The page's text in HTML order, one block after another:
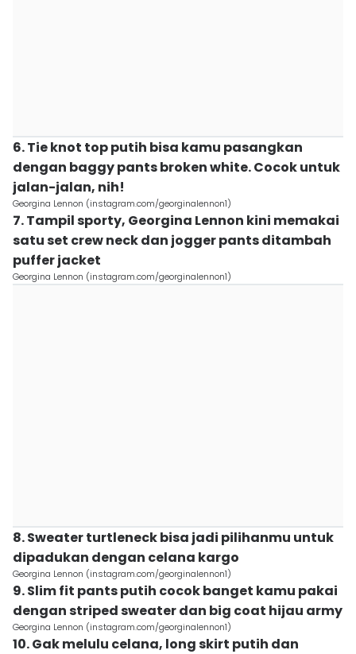
6. Tie knot top putih bisa kamu pasangkan
dengan baggy pants broken white. Cocok untuk
jalan-jalan, nih!
Georgina Lennon (instagram.com/georginalennon1)
7. Tampil sporty, Georgina Lennon kini memakai
satu set crew neck dan jogger pants ditambah
puffer jacket
Georgina Lennon (instagram.com/georginalennon1)
8. Sweater turtleneck bisa jadi pilihanmu untuk
dipadukan dengan celana kargo
Georgina Lennon (instagram.com/georginalennon1)
9. Slim fit pants putih cocok banget kamu pakai
dengan striped sweater dan big coat hijau army
Georgina Lennon (instagram.com/georginalennon1)
10. Gak melulu celana, long skirt putih dan